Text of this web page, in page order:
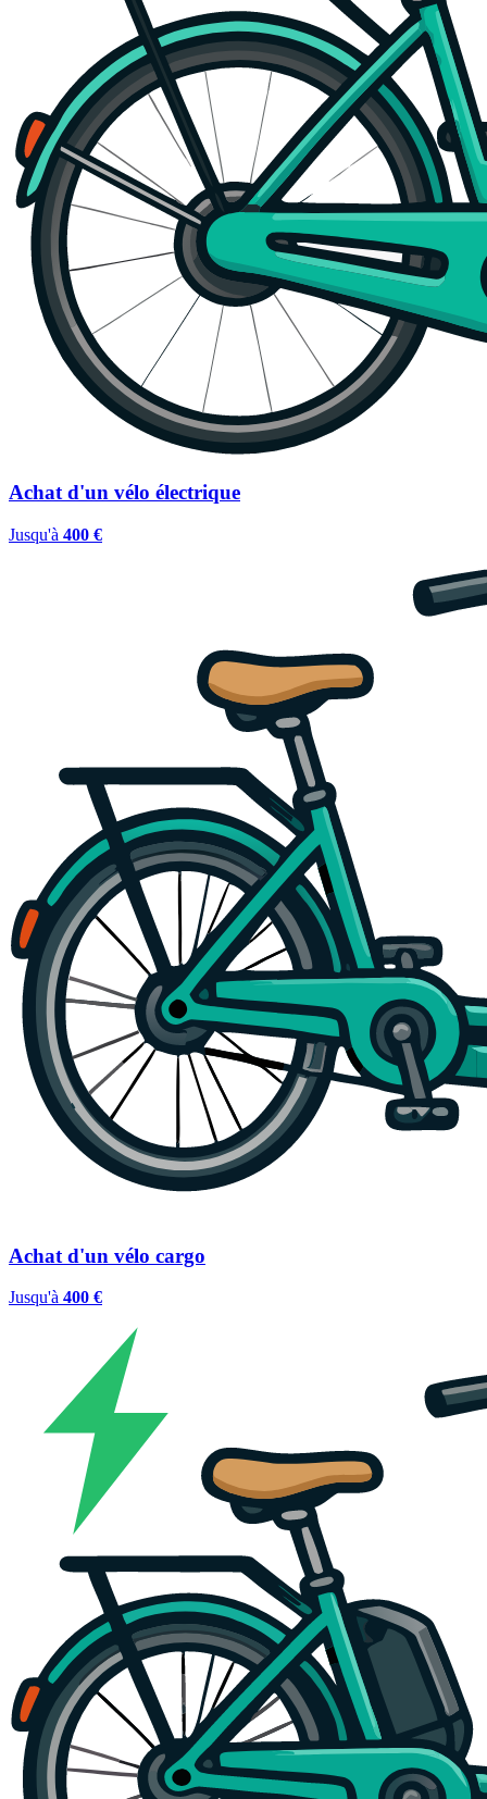
Achat d'un vélo électrique
Jusqu'à 400 €
Achat d'un vélo cargo
Jusqu'à 400 €